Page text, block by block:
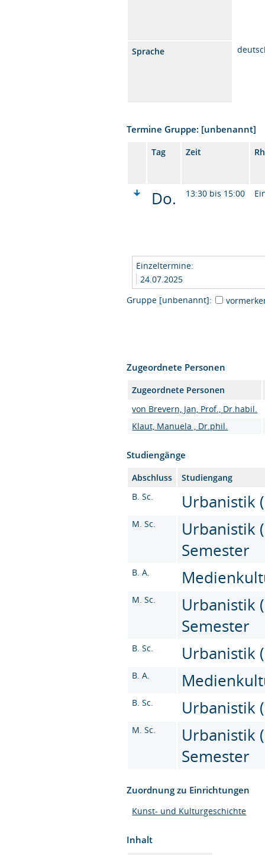
Sprache
Termine Gruppe: [unbenannt]
Tag Zeit
Do. 13:30 bis 15:00
Einzeltermine:
24.07.2025
Gruppe [unbenannt]:
Zugeordnete Personen
Zugeordnete Personen
von Brevern, Jan, Prof., Dr.habil.
Klaut, Manuela , Dr.phil.
Studiengänge
Abschluss
Studiengang
B. Sc.
Urbanistik
M. Sc.
Urbanistik
Semester
B. A.
M. Sc.
Urbanistik
Semester
B. Sc. Urbanistik
B. A.
B. Sc. Urbanistik
M. Sc.
Urbanistik
Semester
Zuordnung zu Einrichtungen
Kunst- und Kulturgeschichte
Inhalt